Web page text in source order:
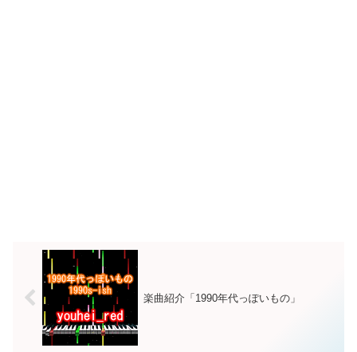
楽曲紹介「1990年代っぽいもの」